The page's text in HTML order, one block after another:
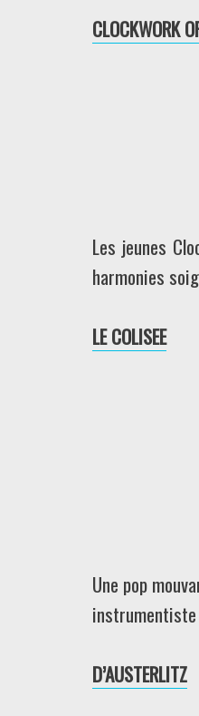
CLOCKWORK
Les jeunes
harmonies
LE COLISEE
Une pop
D’AUSTERLITZ